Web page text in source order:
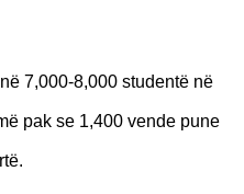
7,000-8,000 studentë në
pak se 1,400 vende pune